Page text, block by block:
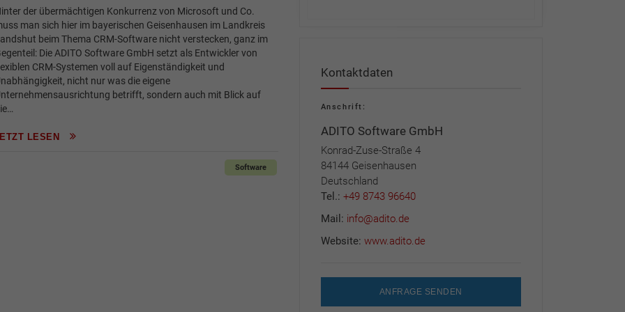
der übermächtigen Konkurrenz von Microsoft und Co.
man sich hier im bayerischen Geisenhausen im Landkreis
beim Thema CRM-Software nicht verstecken, ganz im
Die ADITO Software GmbH setzt als Entwickler von
CRM-Systemen voll auf Eigenständigkeit und
nicht nur was die eigene
betrifft, sondern auch mit Blick auf
LESEN
Software
Kontaktdaten
Anschrift:
ADITO Software GmbH
Konrad-Zuse-Straße 4
84144 Geisenhausen
Deutschland
Tel.: +49 8743 96640
Mail: info@adito.de
Website: www.adito.de
ANFRAGE SENDEN